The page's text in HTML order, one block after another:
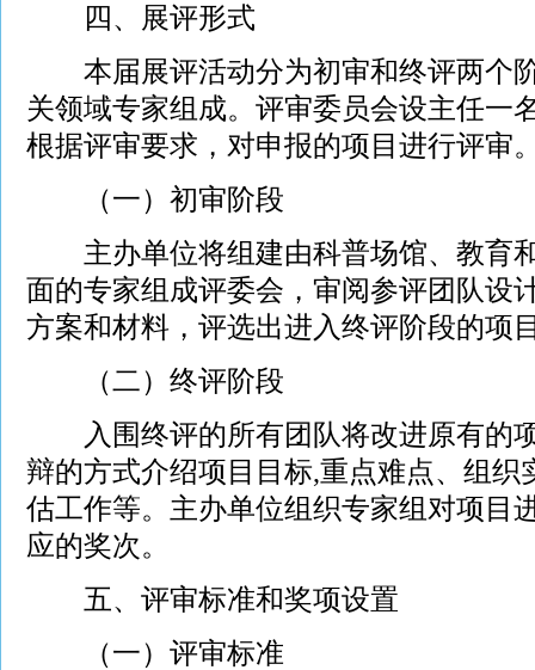
四、展评形式
本届展评活动分为初审和终评两个
关领域专家组成。评审委员会设主任一
根据评审要求，对申报的项目进行评审
（一）初审阶段
主办单位将组建由科普场馆、教育
面的专家组成评委会，审阅参评团队设
方案和材料，评选出进入终评阶段的项
（二）终评阶段
入围终评的所有团队将改进原有的
辩的方式介绍项目目标,重点难点、组织
估工作等。主办单位组织专家组对项目
应的奖次。
五、评审标准和奖项设置
（一）评审标准